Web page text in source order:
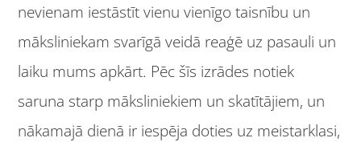
nevienam iestāstīt vienu vienīgo taisnību un
māksliniekam svarīgā veidā reaģē uz pasauli un
laiku mums apkārt. Pēc šīs izrādes notiek
saruna starp māksliniekiem un skatītājiem, un
nākamajā dienā ir iespēja doties uz meistarklasi,